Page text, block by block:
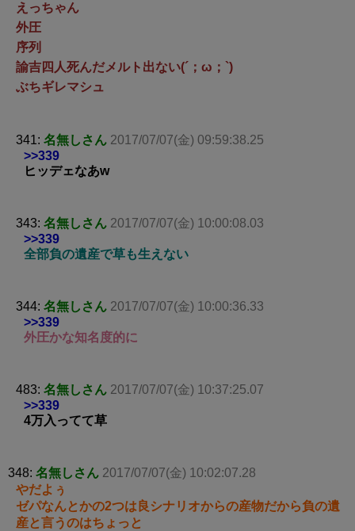
えっちゃん
外圧
序列
諭吉四人死んだメルト出ない(´；ω；`)
ぶちギレマシュ
341: 名無しさん 2017/07/07(金) 09:59:38.25
>>339
ヒッデェなあw
343: 名無しさん 2017/07/07(金) 10:00:08.03
>>339
全部負の遺産で草も生えない
344: 名無しさん 2017/07/07(金) 10:00:36.33
>>339
外圧かな知名度的に
483: 名無しさん 2017/07/07(金) 10:37:25.07
>>339
4万入ってて草
348: 名無しさん 2017/07/07(金) 10:02:07.28
やだよぅ
ゼパなんとかの2つは良シナリオからの産物だから負の遺
産と言うのはちょっと